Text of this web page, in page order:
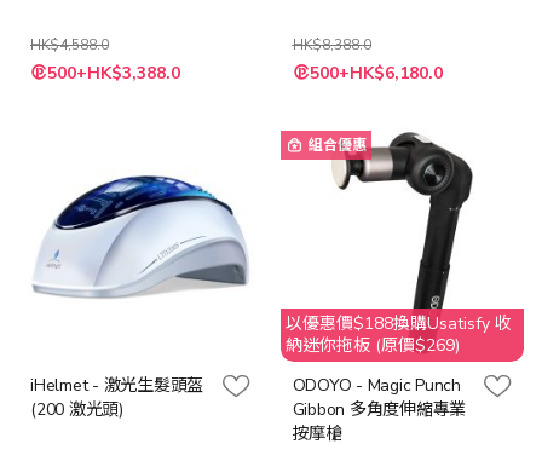
HK$4,588.0
特
殊 500+HK$3,388.0
HK$8,388.0
特
殊 500+HK$6,180.0
iHelmet - 激光生髮頭盔
(200 激光頭)
組合優惠
以優惠價$188換購Usatisfy 收
納迷你拖板 (原價$269)
ODOYO - Magic Punch
Gibbon 多角度伸縮專業
按摩槍